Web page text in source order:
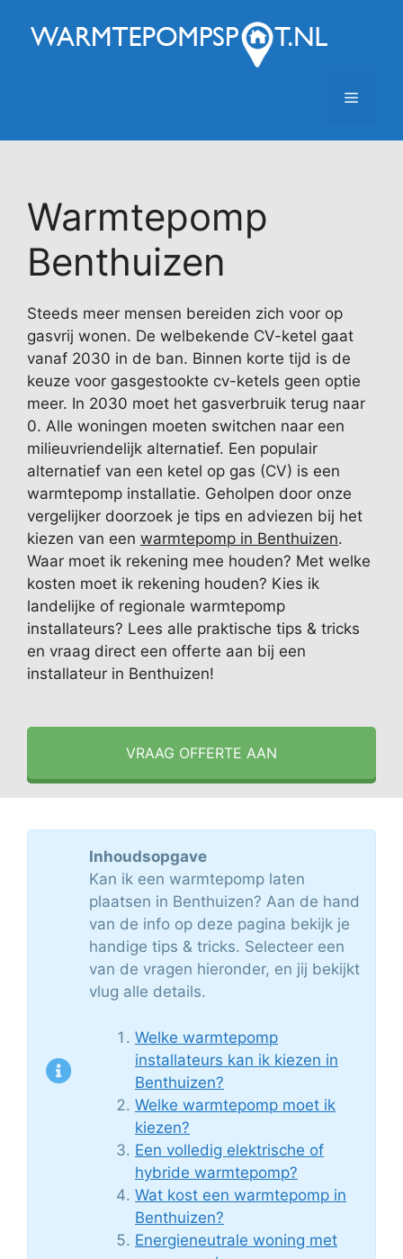
naar
Menu
Warmtepomp
Benthuizen
Steeds meer mensen bereiden zich voor op
gasvrij wonen. De welbekende CV-ketel gaat
vanaf 2030 in de ban. Binnen korte tijd is de
keuze voor gasgestookte cv-ketels geen optie
meer. In 2030 moet het gasverbruik terug naar
0. Alle woningen moeten switchen naar een
milieuvriendelijk alternatief. Een populair
alternatief van een ketel op gas (CV) is een
warmtepomp installatie. Geholpen door onze
vergelijker doorzoek je tips en adviezen bij het
kiezen van een warmtepomp in Benthuizen.
Waar moet ik rekening mee houden? Met welke
kosten moet ik rekening houden? Kies ik
landelijke of regionale warmtepomp
installateurs? Lees alle praktische tips & tricks
en vraag direct een offerte aan bij een
installateur in Benthuizen!
VRAAG OFFERTE AAN
Inhoudsopgave
Kan ik een warmtepomp laten
plaatsen in Benthuizen? Aan de hand
van de info op deze pagina bekijk je
handige tips & tricks. Selecteer een
van de vragen hieronder, en jij bekijkt
vlug alle details.
Welke warmtepomp
installateurs kan ik kiezen in
Benthuizen?
Welke warmtepomp moet ik
kiezen?
Een volledig elektrische of
hybride warmtepomp?
Wat kost een warmtepomp in
Benthuizen?
Energieneutrale woning met